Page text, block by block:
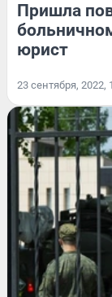
Пришла
юрист
23 сентября, 2022,